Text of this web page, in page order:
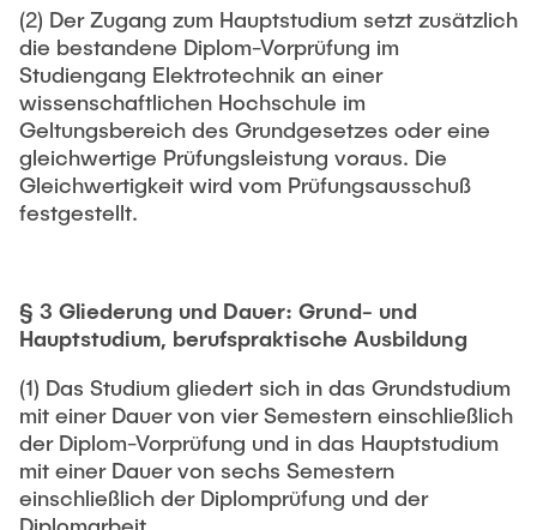
Lehre im europäischen Verbund (ECIU)
WorkINGLab / Makerspace
Institute im Überblick
(2) Der Zugang zum Hauptstudium setzt zusätzlich
die bestandene Diplom-Vorprüfung im
Studiengang Elektrotechnik an einer
wissenschaftlichen Hochschule im
Geltungsbereich des Grundgesetzes oder eine
gleichwertige Prüfungsleistung voraus. Die
Gleichwertigkeit wird vom Prüfungsausschuß
festgestellt.
§ 3 Gliederung und Dauer: Grund- und
Hauptstudium, berufspraktische Ausbildung
(1) Das Studium gliedert sich in das Grundstudium
mit einer Dauer von vier Semestern einschließlich
der Diplom-Vorprüfung und in das Hauptstudium
mit einer Dauer von sechs Semestern
einschließlich der Diplomprüfung und der